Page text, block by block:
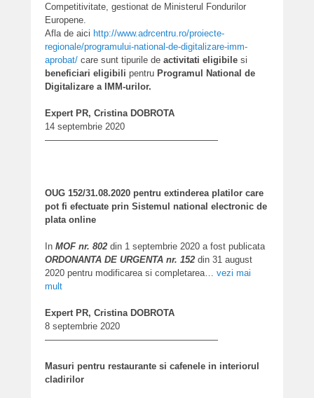
Competitivitate, gestionat de Ministerul Fondurilor
Europene.
Afla de aici http://www.adrcentru.ro/proiecte-
regionale/programului-national-de-digitalizare-imm-
aprobat/ care sunt tipurile de activitati eligibile si
beneficiari eligibili pentru Programul National de
Digitalizare a IMM-urilor.
Expert PR, Cristina DOBROTA
14 septembrie 2020
———————————————————
OUG 152/31.08.2020 pentru extinderea platilor care
pot fi efectuate prin Sistemul national electronic de
plata online
In MOF nr. 802 din 1 septembrie 2020 a fost publicata
ORDONANTA DE URGENTA nr. 152 din 31 august
2020 pentru modificarea si completarea… vezi mai
mult
Expert PR, Cristina DOBROTA
8 septembrie 2020
———————————————————
Masuri pentru restaurante si cafenele in interiorul
cladirilor